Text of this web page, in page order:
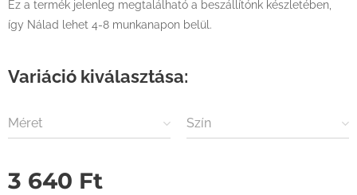
Ez a termék jelenleg megtalálható a beszállítónk készletében,
így Nálad lehet 4-8 munkanapon belül.
Variáció kiválasztása:
Méret Szín
3 640 Ft